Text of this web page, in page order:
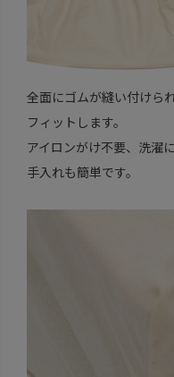
全面にゴムが縫い付けら
フィットします。
アイロンがけ不要、洗濯
手入れも簡単です。